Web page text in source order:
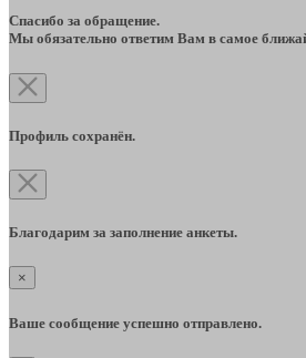
Спасибо за обращение.
Мы обязательно ответим Вам в самое
Профиль сохранён.
Благодарим за заполнение анкеты.
×
Ваше сообщение успешно отправлено.